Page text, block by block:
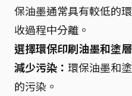
保油墨通常具有較低的
收過程中分離。
選擇環保印刷油墨和塗
減少污染： 環保油墨和
的污染。